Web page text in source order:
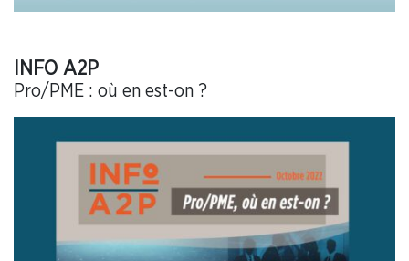
INFO A2P
Pro/PME : où en est-on ?